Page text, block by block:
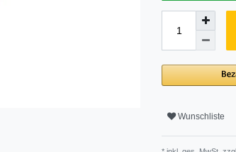
Wunschliste